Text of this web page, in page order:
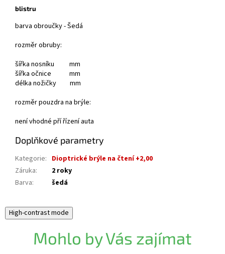
blistru
barva obroučky -Šedá
rozměr obruby:
šířka nosníku mm
šířka očnice mm
délka nožičky mm
rozměr pouzdra na brýle:
není vhodné pří řízení auta
Doplňkové parametry
Kategorie: Dioptrické brýle na čtení +2,00
Záruka:
2 roky
Barva: šedá
High-contrast mode
Mohlo by Vás zajímat